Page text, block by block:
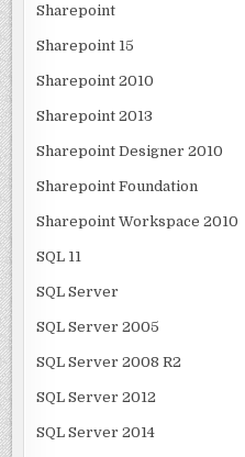
Sharepoint
Sharepoint 15
Sharepoint 2010
Sharepoint 2013
Sharepoint Designer 2010
Sharepoint Foundation
Sharepoint Workspace 2010
SQL 11
SQL Server
SQL Server 2005
SQL Server 2008 R2
SQL Server 2012
SQL Server 2014